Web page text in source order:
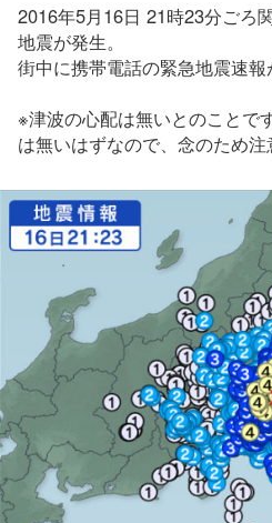
2016年5月16日 21時23分ごろ
地震が発生。
街中に携帯電話の緊急地震速報
※津波の心配は無いとのことで
は無いはずなので、念のため注